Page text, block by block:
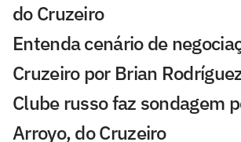
do Cruzeiro
Entenda cenário de
Cruzeiro por Brian
Clube russo faz sondagem
Arroyo, do Cruzeiro